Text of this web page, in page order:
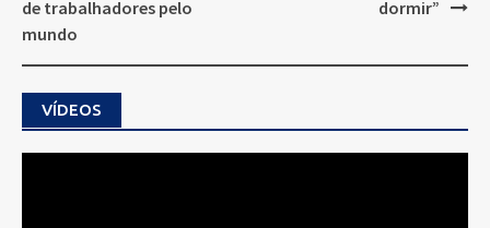
de trabalhadores pelo
mundo
dormir”
VÍDEOS